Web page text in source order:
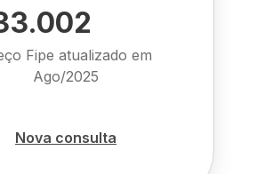
Fipe atualizado em
Ago/2025
Nova consulta